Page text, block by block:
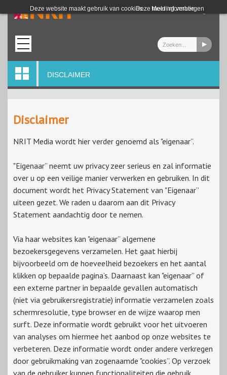
Deze website maakt gebruik van cookies. Meer informatie
Deze melding verbergen
Login
DISCLAIMER
Disclaimer
NRIT Media wordt hier verder genoemd als "eigenaar”.
"Eigenaar” neemt uw privacy zeer serieus en zal informatie
over u op een veilige manier verwerken en gebruiken. In dit
document wordt het Privacy Statement van "Eigenaar”
uiteen gezet. We raden u daarom aan dit Privacy
Statement aandachtig door te nemen.
Via haar websites kan "eigenaar” algemene
bezoekersgegevens verzamelen. Het gaat hierbij
bijvoorbeeld om de hoeveelheid bezoekers en het aantal
klikken op bepaalde pagina’s. Daarnaast kan "eigenaar” of
een externe partner in bepaalde gevallen automatisch
(niet via gebruikersregistratie) informatie verzamelen zoals
schermresolutie, type browser en de wijze waarop men
surft. Deze informatie wordt gebruikt voor het uitvoeren
van analyses om hiermee het aanbod op onze websites te
verbeteren. Deze informatie wordt onder andere verkregen
door gebruikmaking van zogenaamde "cookies”. Op verzoek